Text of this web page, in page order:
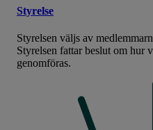
Styrelse
Styrelsen väljs av
Styrelsen fattar beslut om hur
genomföras.